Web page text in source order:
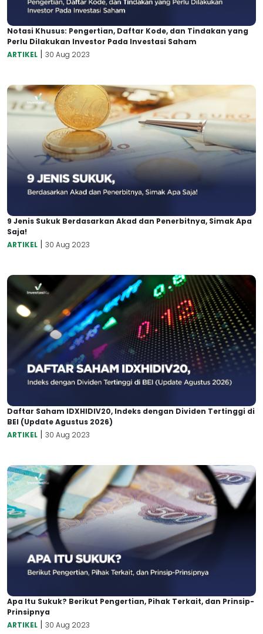
Notasi Khusus: Pengertian, Daftar Kode, dan Tindakan yang
Perlu Dilakukan Investor Pada Investasi Saham
ARTIKEL | 30 Aug 2023
9 Jenis Sukuk Berdasarkan Akad dan Penerbitnya, Simak Apa
Saja!
ARTIKEL | 30 Aug 2023
Daftar Saham IDXHIDIV20, Indeks dengan Dividen Tertinggi di
BEI (Update Agustus 2026)
ARTIKEL | 30 Aug 2023
Apa Itu Sukuk? Berikut Pengertian, Pihak Terkait, dan Prinsip-
Prinsipnya
ARTIKEL | 30 Aug 2023